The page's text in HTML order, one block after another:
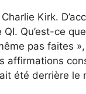
Kirk.
Qu’est-ce que
pas faites
affirmations
été derrière le